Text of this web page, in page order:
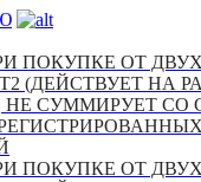
ПОКУПКЕ ОТ
(ДЕЙСТВУЕТ НА
НЕ СУММИРУЕТ СО
ПОКУПКЕ ОТ